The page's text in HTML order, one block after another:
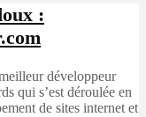
:
développeur
qui s’est déroulée en
de sites internet et